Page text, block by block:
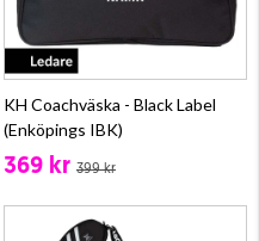
KH Coachväska - Black Label
(Enköpings IBK)
369 kr 399 kr